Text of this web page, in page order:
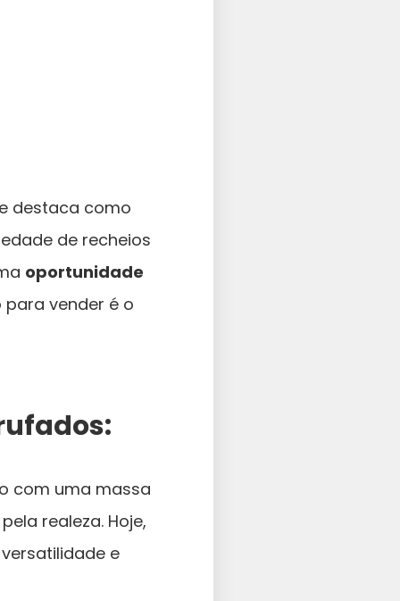
destaca como
de recheios
oportunidade
vender é o
com uma massa
realeza. Hoje,
e